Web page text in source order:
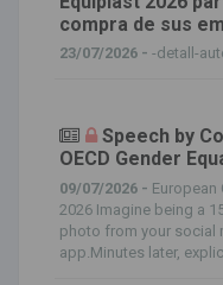
compra de sus
23/07/2026 - -detall-
Speech by
OECD Gender
09/07/2026 - European
2026 Imagine being a
photo from your social
app.Minutes later,